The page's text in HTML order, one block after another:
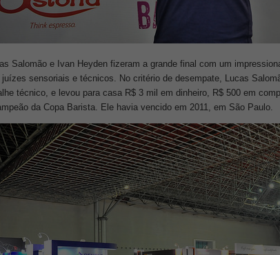
Salomão e Ivan Heyden fizeram a grande final com um
juízes sensoriais e técnicos. No critério de desempate, Lucas
técnico, e levou para casa R$ 3 mil em dinheiro, R$ 500 em
da Copa Barista. Ele havia vencido em 2011, em São Paulo.